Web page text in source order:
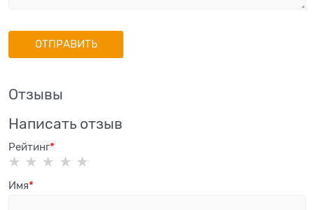
Отзывы
Написать отзыв
Рейтинг
Имя